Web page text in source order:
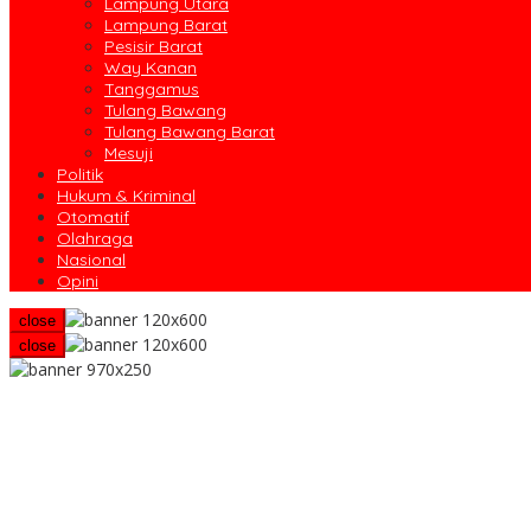
Lampung Barat
Pesisir Barat
Way Kanan
Tanggamus
Tulang Bawang
Tulang Bawang Barat
Mesuji
Politik
Hukum & Kriminal
Otomatif
Olahraga
Nasional
Opini
close
close